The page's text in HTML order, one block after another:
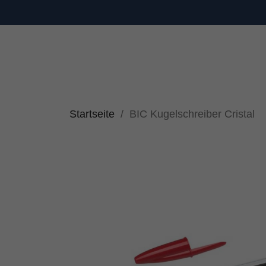
Startseite BIC Kugelschreiber Cristal